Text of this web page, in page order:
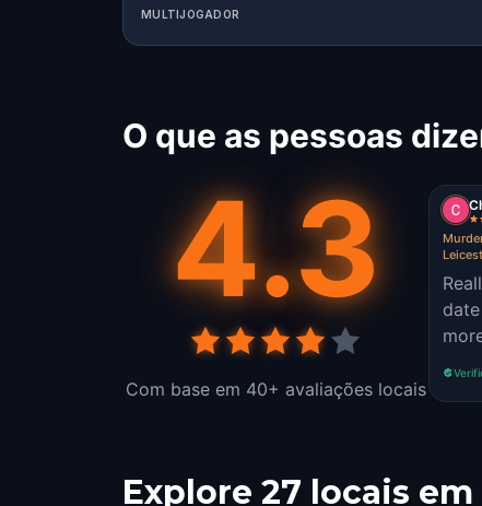
MULTIJOGADOR
O que as pessoas
4.3
Com base em 40+ avaliações locais
Explore 27 locais